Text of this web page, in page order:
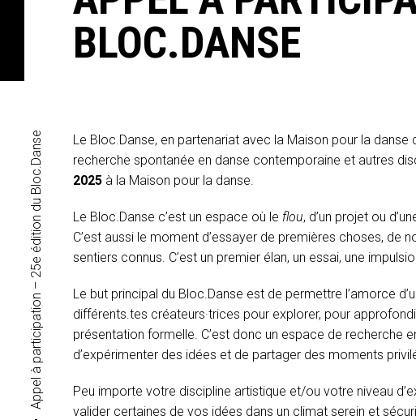
BLOC.DANSE
Appel à participation – 25e édition du Bloc.Danse Le Bloc.Danse, en partenariat avec la Maison pour la
recherche spontanée en danse contemporaine et autres
2025 à la Maison pour la danse.
Le Bloc.Danse c’est un espace où le flou, d’un projet ou
C’est aussi le moment d’essayer de premières choses, de
sentiers connus. C’est un premier élan, un essai, une
Le but principal du Bloc.Danse est de permettre l’amorce
différents.tes créateurs·trices pour explorer, pour
présentation formelle. C’est donc un espace de recherche
d’expérimenter des idées et de partager des moments
Peu importe votre discipline artistique et/ou votre niveau
valider certaines de vos idées dans un climat serein et